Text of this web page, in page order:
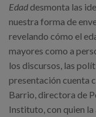
Edad desmonta las
nuestra forma de
revelando cómo el
mayores como a
los discursos, las
presentación cuenta
Barrio, directora de
Instituto, con quien